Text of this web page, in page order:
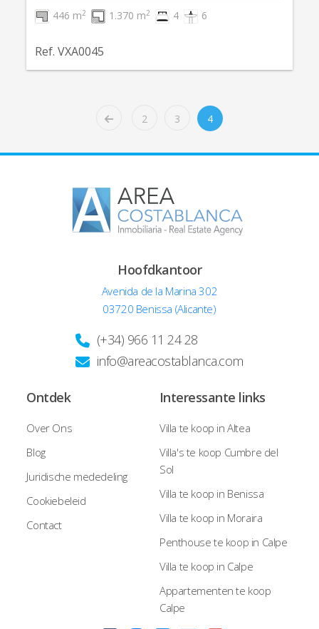
446 m2 1.370 m2 4 6
Ref. VXA0045
2 3 4
Hoofdkantoor
Avenida de la Marina 302
03720 Benissa (Alicante)
(+34) 966 11 24 28
info@areacostablanca.com
Ontdek
Over Ons
Blog
Juridische mededeling
Cookiebeleid
Contact
Interessante links
Villa te koop in Altea
Villa's te koop Cumbre del
Sol
Villa te koop in Benissa
Villa te koop in Moraira
Penthouse te koop in Calpe
Villa te koop in Calpe
Appartementen te koop
Calpe